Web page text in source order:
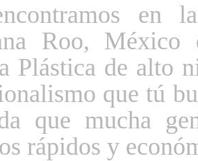
en
Roo, México
Plástica de alto
que tú
que mucha
rápidos y